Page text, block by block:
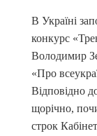
В Україні
конкурс
Володимир
«Про
Відповідно
щорічно,
строк